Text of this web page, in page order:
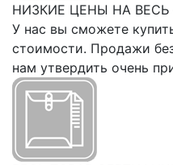
НИЗКИЕ ЦЕНЫ НА
У нас вы сможете
стоимости. Продажи
нам утвердить очень